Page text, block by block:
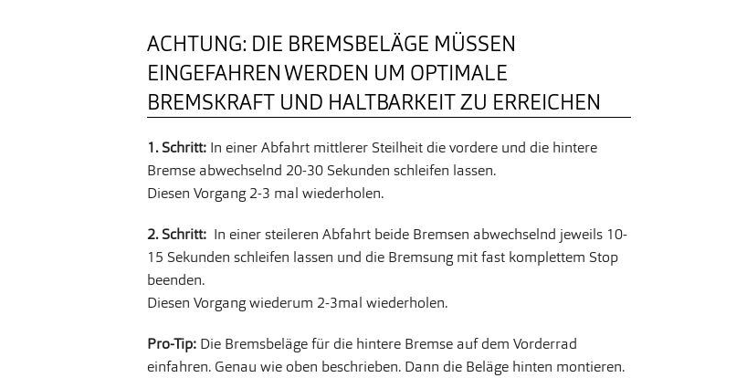
ACHTUNG: DIE BREMSBELÄGE MÜSSEN
EINGEFAHREN WERDEN UM OPTIMALE
BREMSKRAFT UND HALTBARKEIT ZU ERREICHEN
1. Schritt: In einer Abfahrt mittlerer Steilheit die vordere und die hintere
Bremse abwechselnd 20-30 Sekunden schleifen lassen.
Diesen Vorgang 2-3 mal wiederholen.
2. Schritt: In einer steileren Abfahrt beide Bremsen abwechselnd jeweils 10-
15 Sekunden schleifen lassen und die Bremsung mit fast komplettem Stop
beenden.
Diesen Vorgang wiederum 2-3mal wiederholen.
Pro-Tip: Die Bremsbeläge für die hintere Bremse auf dem Vorderrad
einfahren. Genau wie oben beschrieben. Dann die Beläge hinten montieren.